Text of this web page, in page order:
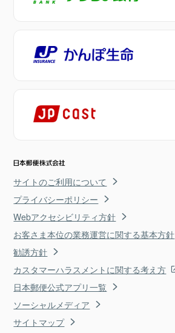
サイトのご利用について
プライバシーポリシー
Webアクセシビリティ方針
お客さま本位の業務運営に関する基本方針
勧誘方針
カスタマーハラスメントに関する考え方
日本郵便公式アプリ一覧
ソーシャルメディア
サイトマップ